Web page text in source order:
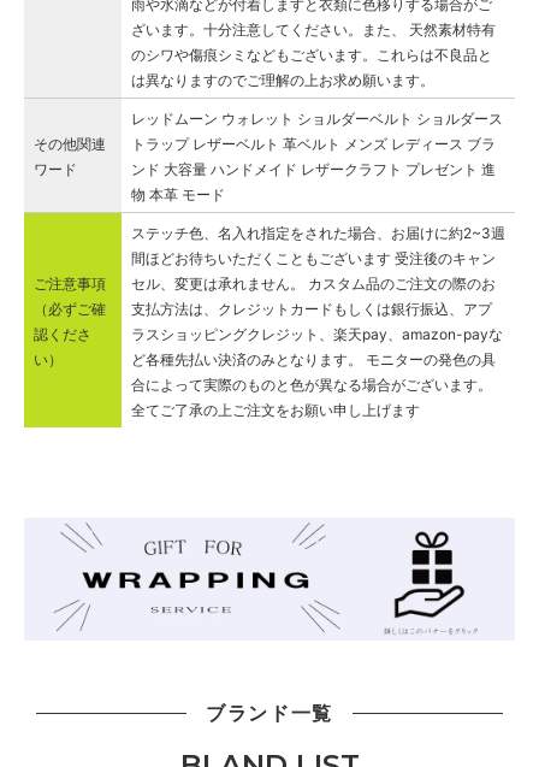
雨や水滴などが付着しますと衣類に色移りする場合がご
ざいます。十分注意してください。また、 天然素材特有
のシワや傷痕シミなどもございます。これらは不良品と
は異なりますのでご理解の上お求め願います。
その他関連
ワード
レッドムーン ウォレット ショルダーベルト ショルダース
トラップ レザーベルト 革ベルト メンズ レディース ブラ
ンド 大容量 ハンドメイド レザークラフト プレゼント 進
物 本革 モード
ご注意事項
（必ずご確
認くださ
い）
ステッチ色、名入れ指定をされた場合、お届けに約2~3週
間ほどお待ちいただくこともございます 受注後のキャン
セル、変更は承れません。 カスタム品のご注文の際のお
支払方法は、クレジットカードもしくは銀行振込、アプ
ラスショッピングクレジット、楽天pay、amazon-payな
ど各種先払い決済のみとなります。 モニターの発色の具
合によって実際のものと色が異なる場合がございます。
全てご了承の上ご注文をお願い申し上げます
ブランド一覧